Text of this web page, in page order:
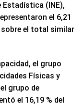
(INE),
el 6,21
sobre el total similar
el grupo
Físicas y
grupo de
el 16,19 % del